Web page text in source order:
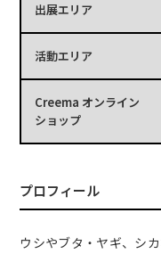
出展エリア
活動エリア
Creema オンライン
ショップ
プロフィール
ウシやブタ・ヤギ、シ